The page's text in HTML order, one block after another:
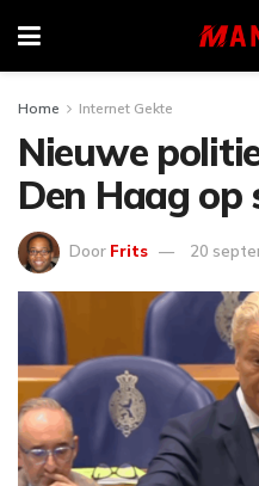
Home Internet Gekte
Nieuwe
Den Haag op
Door Frits 20